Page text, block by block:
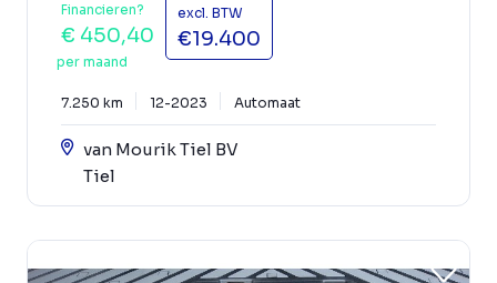
Financieren?
€ 450,40
per maand
excl. BTW
€19.400
7.250 km 12-2023 Automaat
van Mourik Tiel BV
Tiel